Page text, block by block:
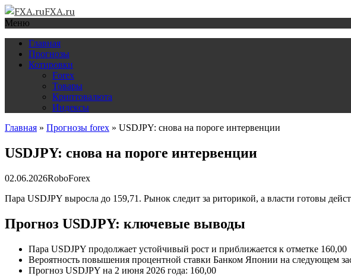
FXA.ru
Меню
Главная
Прогнозы
Котировки
Forex
Товары
Криптовалюта
Индексы
Главная » Прогнозы forex » USDJPY: снова на пороге интервенции
USDJPY: снова на пороге интервенции
02.06.2026RoboForex
Пара USDJPY выросла до 159,71. Рынок следит за риторикой, а власти готовы
Прогноз USDJPY: ключевые выводы
Пара USDJPY продолжает устойчивый рост и приближается к отметке 160,00
Вероятность повышения процентной ставки Банком Японии на следующем
Прогноз USDJPY на 2 июня 2026 года: 160,00